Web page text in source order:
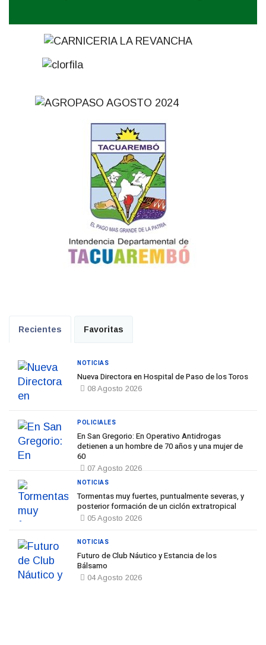
Recientes Favoritas
Nueva Directora en Hospital de Paso de los Toros
08 Agosto 2026
NOTICIAS
En San Gregorio: En Operativo Antidrogas
detienen a un hombre de 70 años y una mujer de
60
07 Agosto 2026
POLICIALES
Tormentas muy fuertes, puntualmente severas, y
posterior formación de un ciclón extratropical
05 Agosto 2026
NOTICIAS
Futuro de Club Náutico y Estancia de los
Bálsamo
04 Agosto 2026
NOTICIAS